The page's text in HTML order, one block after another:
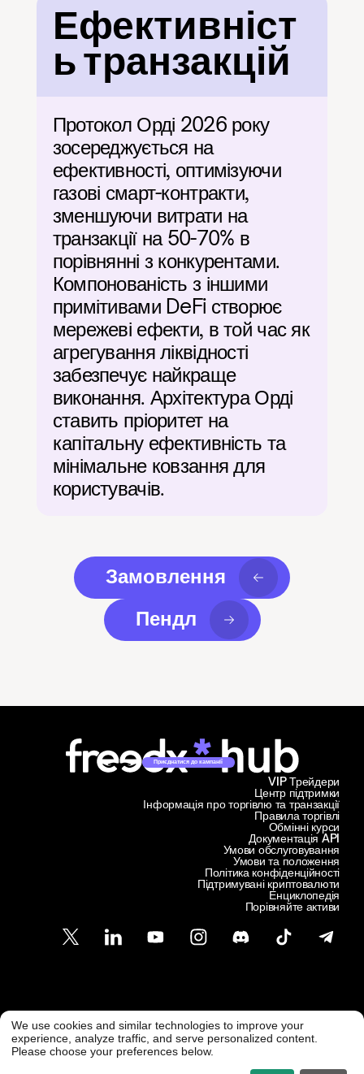
Ефективніст
ь транзакцій
Протокол Орді 2026 року
зосереджується на
ефективності, оптимізуючи
газові смарт-контракти,
зменшуючи витрати на
транзакції на 50-70% в
порівнянні з конкурентами.
Компонованість з іншими
примітивами DeFi створює
мережеві ефекти, в той час як
агрегування ліквідності
забезпечує найкраще
виконання. Архітектура Орді
ставить пріоритет на
капітальну ефективність та
мінімальне ковзання для
користувачів.
Замовлення
Пендл
Приєднатися до кампанії
Центр підтримки
Інформація про торгівлю та транзакції
VIP Трейдери
Правила торгівлі
Обмінні курси
Документація API
Умови обслуговування
Умови та положення
Політика конфіденційності
Підтримувані криптовалюти
Енциклопедія
Порівняйте активи
Підтримка клієнтів
support@freedx.com @ Freedx 2026
We use cookies and similar technologies to improve your
experience, analyze traffic, and serve personalized content.
Please choose your preferences below.